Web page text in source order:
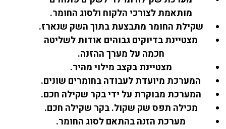
מותאמת לצורכי הלקוח ולסוג החומר.
שקילת החומר מתבצעת בתוך השק שנארז.
מצטיינת בדיוקים גבוהים אודות לשליטה
חכמה על מערך ההזנה.
מצטיינת בקצב מילוי מהיר.
המערכת מיועדת לעבודה בחומרים שונים.
המערכת מבוקרת על ידי בקר שקילה חכם.
מכילה תפס שק שקול. בקר שקילה חכם.
מערכת הזנה בהתאם לסוג החומר.